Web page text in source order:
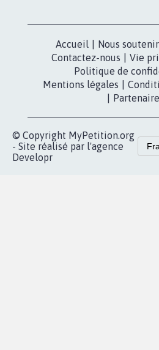
Accueil Nous soutenir
Contactez-nous
Vie
Politique de
Mentions légales
© Copyright MyPetition.org
- Site réalisé par l'agence
Developr